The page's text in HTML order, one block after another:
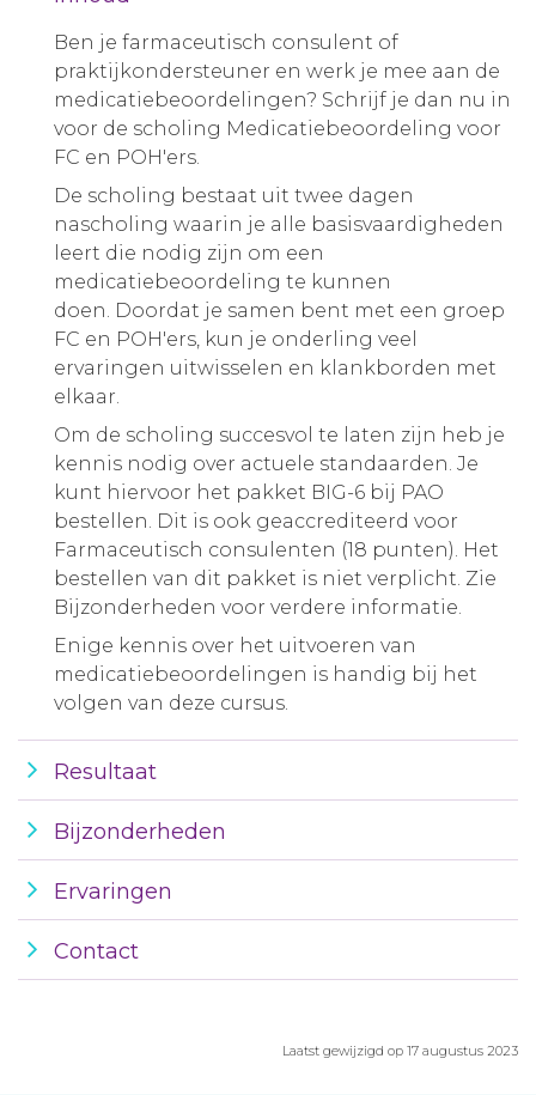
Ben je farmaceutisch consulent of
praktijkondersteuner en werk je mee aan de
medicatiebeoordelingen? Schrijf je dan nu in
voor de scholing Medicatiebeoordeling voor
FC en POH'ers.
De scholing bestaat uit twee dagen
nascholing waarin je alle basisvaardigheden
leert die nodig zijn om een
medicatiebeoordeling te kunnen
doen. Doordat je samen bent met een groep
FC en POH'ers, kun je onderling veel
ervaringen uitwisselen en klankborden met
elkaar.
Om de scholing succesvol te laten zijn heb je
kennis nodig over actuele standaarden. Je
kunt hiervoor het pakket BIG-6 bij PAO
bestellen. Dit is ook geaccrediteerd voor
Farmaceutisch consulenten (18 punten). Het
bestellen van dit pakket is niet verplicht. Zie
Bijzonderheden voor verdere informatie.
Enige kennis over het uitvoeren van
medicatiebeoordelingen is handig bij het
volgen van deze cursus.
Resultaat
Bijzonderheden
Ervaringen
Contact
Laatst gewijzigd op 17 augustus 2023